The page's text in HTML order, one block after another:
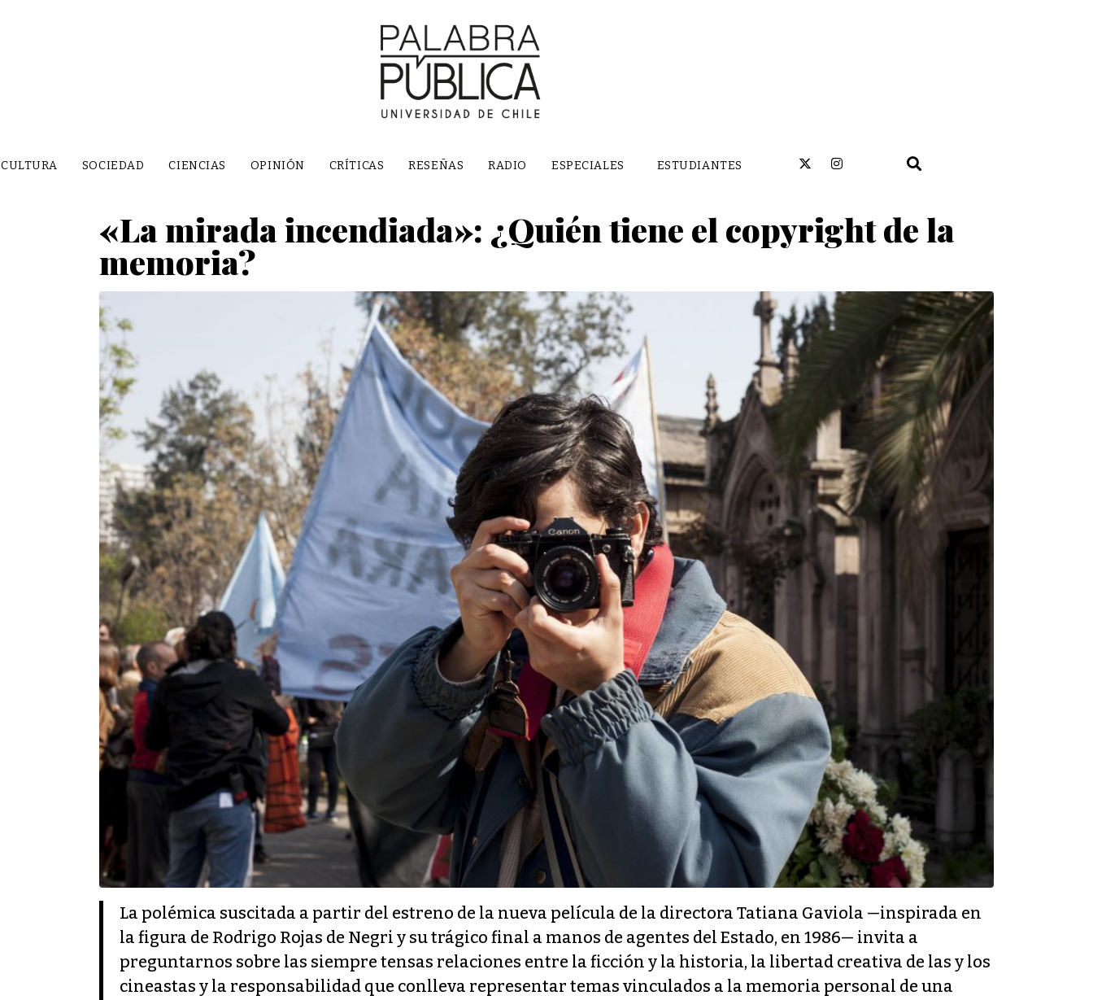
CULTURA SOCIEDAD CIENCIAS OPINIÓN CRÍTICAS RESEÑAS RADIO ESPECIALES ESTUDIANTES
«La mirada incendiada»: ¿Quién tiene el copyright de la
memoria?
La polémica suscitada a partir del estreno de la nueva película de la directora Tatiana Gaviola —inspirada en
la figura de Rodrigo Rojas de Negri y su trágico final a manos de agentes del Estado, en 1986— invita a
preguntarnos sobre las siempre tensas relaciones entre la ficción y la historia, la libertad creativa de las y los
cineastas y la responsabilidad que conlleva representar temas vinculados a la memoria personal de una